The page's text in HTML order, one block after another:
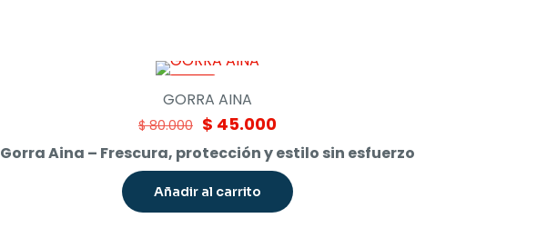
GORRA AINA
$80.000 Original
price
was:
$ 80.000.
$ 45.000Current
price
is:
$ 45.000.
Gorra Aina – Frescura, protección y estilo sin esfuerzo
Añadir al carrito